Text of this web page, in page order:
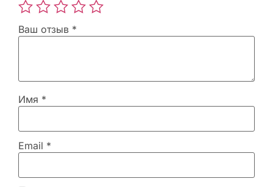
Ваш отзыв *
Имя *
Email *